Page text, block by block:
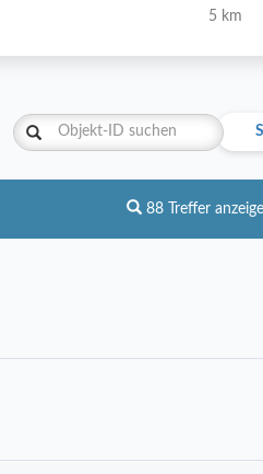
5 km
88 Treffer